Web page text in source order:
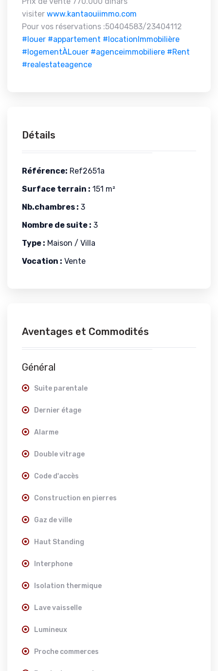
visiter www.kantaouiimmo.com
Pour vos réservations :50404583/23404112
#louer #appartement #locationImmobilière
#logementÀLouer #agenceimmobiliere #Rent
#realestateagence
Détails
Référence: Ref2651a
Surface terrain : 151 m²
Nb.chambres : 3
Nombre de suite : 3
Type : Maison / Villa
Vocation : Vente
Aventages et Commodités
Général
Suite parentale
Dernier étage
Alarme
Double vitrage
Code d'accès
Construction en pierres
Gaz de ville
Haut Standing
Interphone
Isolation thermique
Lave vaisselle
Lumineux
Proche commerces